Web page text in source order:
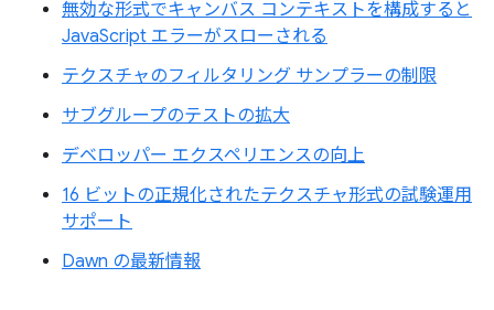
無効な形式でキャンバス コンテキストを構成すると
JavaScript エラーがスローされる
テクスチャのフィルタリング サンプラーの制限
サブグループのテストの拡大
デベロッパー エクスペリエンスの向上
16 ビットの正規化されたテクスチャ形式の試験運用
サポート
Dawn の最新情報